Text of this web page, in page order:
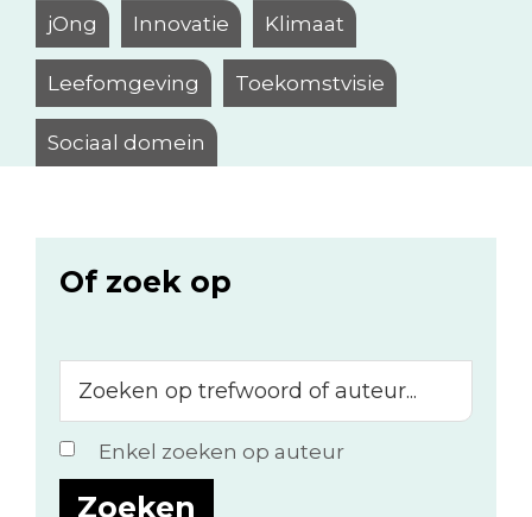
jOng Innovatie Klimaat
Leefomgeving Toekomstvisie
Sociaal domein
Of zoek op
op
trefwoord
of
auteur...
Enkel zoeken op auteur